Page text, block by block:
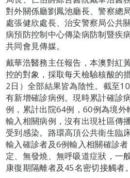
對外關係廳劉鳳池廳長、警察總
處張健欣處長、治安警察局公共
病預防控制中心傳染病防制暨疾
共同會見傳媒。
戴華浩醫務主任報告，本澳對紅
控的對象，採取每天檢驗核酸的
2日）全部結果皆為陰性。截至
有新增確診病例。現時累計確診
例，累計出院64例，60例為境外
輸入相關病例，沒有出現社區傳
受到感染。路環高頂公共衛生臨
輸入確診者及6例輸入相關確診
定、無發燒、無呼吸道症狀，一
康復期隔離者及45名密切接觸者。